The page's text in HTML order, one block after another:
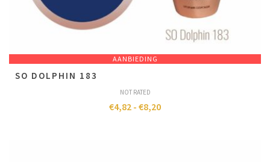
AANBIEDING
SO DOLPHIN 183
NOT RATED
€4,82 - €8,20